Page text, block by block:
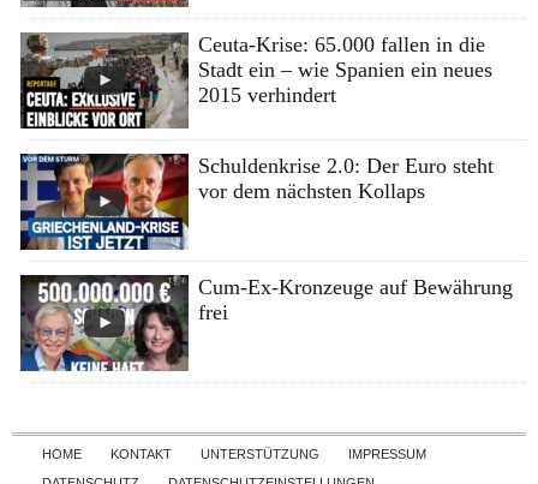
Ceuta-Krise: 65.000 fallen in die
Stadt ein – wie Spanien ein neues
2015 verhindert
Schuldenkrise 2.0: Der Euro steht
vor dem nächsten Kollaps
Cum-Ex-Kronzeuge auf Bewährung
frei
Skip to content
HOME KONTAKT UNTERSTÜTZUNG
IMPRESSUM